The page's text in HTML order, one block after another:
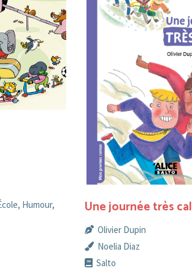
, Humour,
Une journée très
Olivier Dupin
Noelia Diaz
Salto